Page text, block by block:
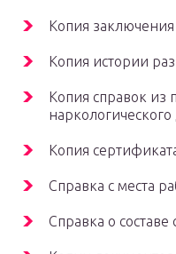
Копия
Копия истории
Копия справок из
наркологического
Копия
Справка с места
Справка о составе